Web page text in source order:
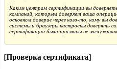
Каким центрам сертификации вы
компаний, которым доверяет ваша
основном доверие через кого-то, кому вы
системы и браузеры настроены доверять
сертификации были признаны не
[Проверка сертификата]